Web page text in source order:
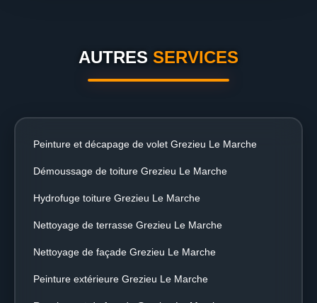
AUTRES SERVICES
Peinture et décapage de volet Grezieu Le Marche
Démoussage de toiture Grezieu Le Marche
Hydrofuge toiture Grezieu Le Marche
Nettoyage de terrasse Grezieu Le Marche
Nettoyage de façade Grezieu Le Marche
Peinture extérieure Grezieu Le Marche